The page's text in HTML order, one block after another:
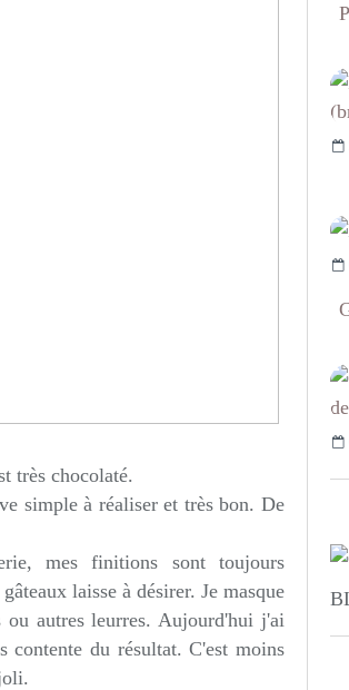
très chocolaté.
simple à réaliser et très bon. De
mes finitions sont toujours
laisse à désirer. Je masque
ou autres leurres. Aujourd'hui j'ai
contente du résultat. C'est moins